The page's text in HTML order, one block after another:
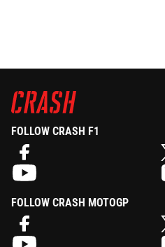
FOLLOW CRASH F1
FOLLOW CRASH MOTOGP